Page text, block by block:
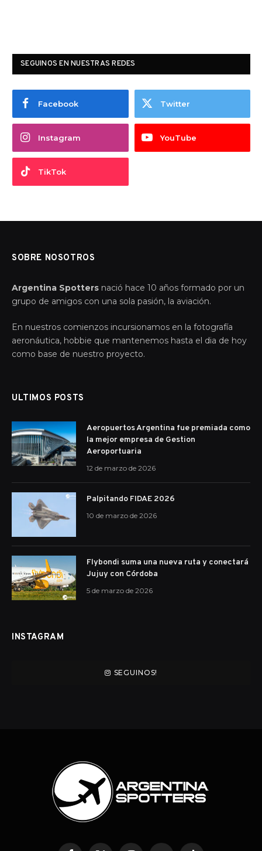
SEGUINOS EN NUESTRAS REDES
Facebook Twitter
Instagram YouTube
TikTok
SOBRE NOSOTROS
Argentina Spotters nació hace 10 años formado por un
grupo de amigos con una sola pasión, la aviación.
En nuestros comienzos incursionamos en la fotografía
aeronáutica, hobbie que mantenemos hasta el dia de hoy
como base de nuestro proyecto.
ULTIMOS POSTS
Aeropuertos Argentina fue premiada como
la mejor empresa de Gestion
Aeroportuaria
12 de marzo de 2026
Palpitando FIDAE 2026
10 de marzo de 2026
Flybondi suma una nueva ruta y conectará
Jujuy con Córdoba
5 de marzo de 2026
INSTAGRAM
SEGUINOS!